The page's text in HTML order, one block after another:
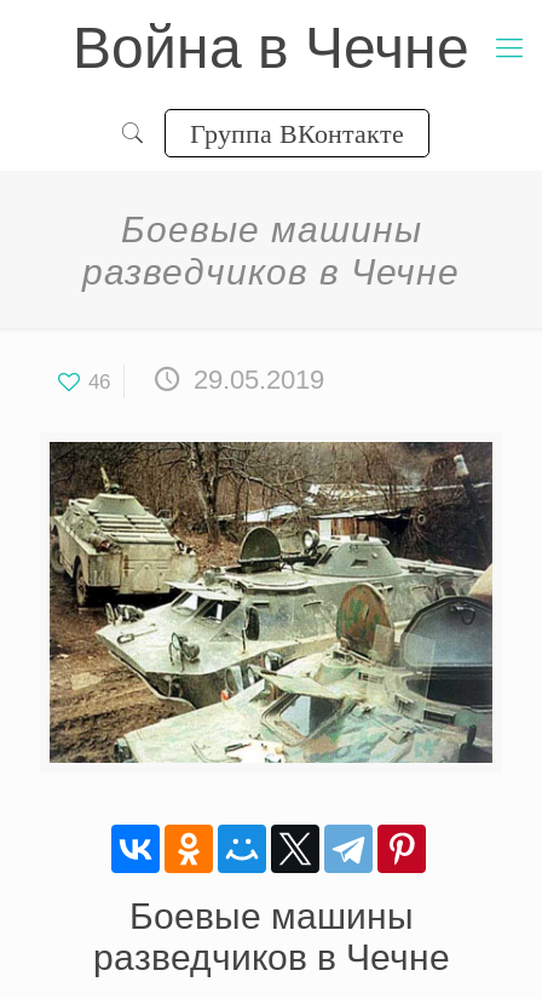
Война в Чечне
Группа ВКонтакте
Боевые машины
разведчиков в Чечне
46 29.05.2019
Боевые машины
разведчиков в Чечне